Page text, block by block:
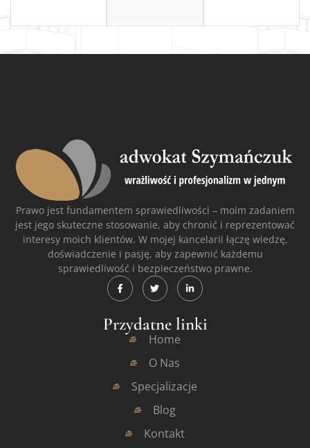
Prawo jest fundamentem sprawiedliwości – moim zadaniem
jest jego skuteczne stosowanie, aby chronić i reprezentować
interesy moich klientów. W mojej kancelarii łączę wiedzę,
doświadczenie i pasję, aby zapewnić każdemu
sprawiedliwość i bezpieczeństwo prawne.
Przydatne linki
Home
O Nas
Specjalizacje
Blog
Kontakt